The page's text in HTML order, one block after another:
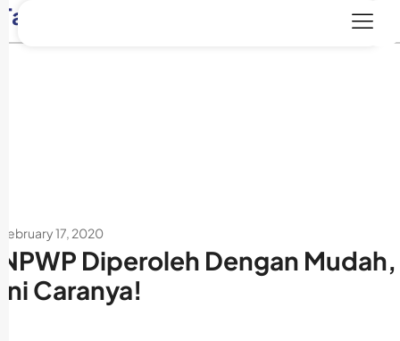
Tag:
February 17, 2020
NPWP Diperoleh Dengan Mudah,
Ini Caranya!